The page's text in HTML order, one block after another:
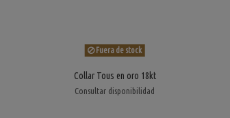
Fuera de stock
Collar Tous en oro 18kt
Consultar disponibilidad